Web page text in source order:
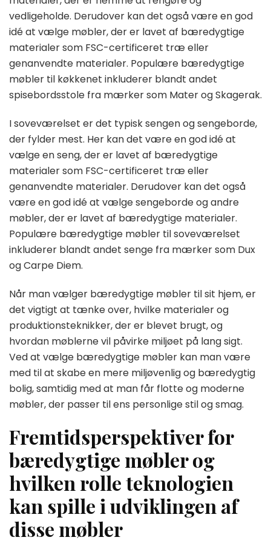
vedligeholde. Derudover kan det også være en god
idé at vælge møbler, der er lavet af bæredygtige
materialer som FSC-certificeret træ eller
genanvendte materialer. Populære bæredygtige
møbler til køkkenet inkluderer blandt andet
spisebordsstole fra mærker som Mater og Skagerak.
I soveværelset er det typisk sengen og sengeborde,
der fylder mest. Her kan det være en god idé at
vælge en seng, der er lavet af bæredygtige
materialer som FSC-certificeret træ eller
genanvendte materialer. Derudover kan det også
være en god idé at vælge sengeborde og andre
møbler, der er lavet af bæredygtige materialer.
Populære bæredygtige møbler til soveværelset
inkluderer blandt andet senge fra mærker som Dux
og Carpe Diem.
Når man vælger bæredygtige møbler til sit hjem, er
det vigtigt at tænke over, hvilke materialer og
produktionsteknikker, der er blevet brugt, og
hvordan møblerne vil påvirke miljøet på lang sigt.
Ved at vælge bæredygtige møbler kan man være
med til at skabe en mere miljøvenlig og bæredygtig
bolig, samtidig med at man får flotte og moderne
møbler, der passer til ens personlige stil og smag.
Fremtidsperspektiver for
bæredygtige møbler og
hvilken rolle teknologien
kan spille i udviklingen af ​​
disse møbler